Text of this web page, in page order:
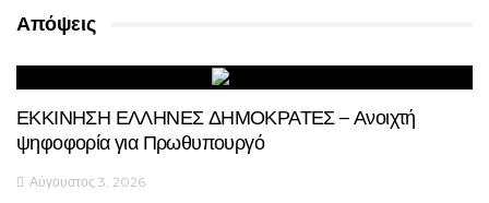
Απόψεις
ΕΚΚΙΝΗΣΗ ΕΛΛΗΝΕΣ ΔΗΜΟΚΡΑΤΕΣ – Ανοιχτή
ψηφοφορία για Πρωθυπουργό
Αύγουστος 3, 2026